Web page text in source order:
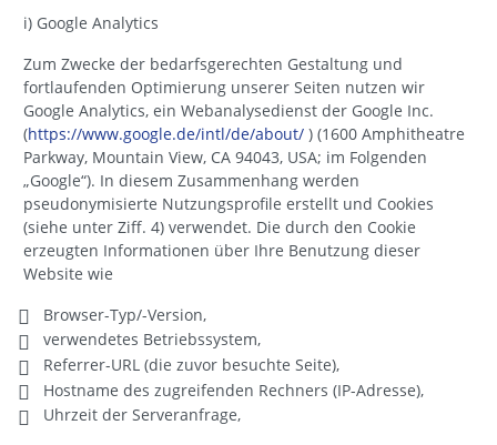
i) Google Analytics
Zum Zwecke der bedarfsgerechten Gestaltung und
fortlaufenden Optimierung unserer Seiten nutzen wir
Google Analytics, ein Webanalysedienst der Google Inc.
(https://www.google.de/intl/de/about/ ) (1600 Amphitheatre
Parkway, Mountain View, CA 94043, USA; im Folgenden
„Google“). In diesem Zusammenhang werden
pseudonymisierte Nutzungsprofile erstellt und Cookies
(siehe unter Ziff. 4) verwendet. Die durch den Cookie
erzeugten Informationen über Ihre Benutzung dieser
Website wie
Browser-Typ/-Version,
verwendetes Betriebssystem,
Referrer-URL (die zuvor besuchte Seite),
Hostname des zugreifenden Rechners (IP-Adresse),
Uhrzeit der Serveranfrage,